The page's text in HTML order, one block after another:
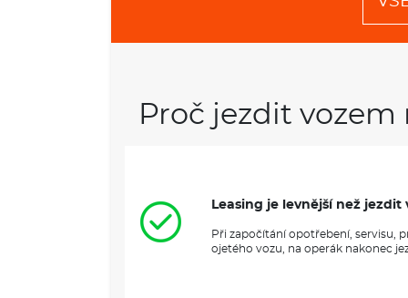
Proč jezdit
Leasing je levnější než
Při započítání opotřebení, servisu,
ojetého vozu, na operák nakonec